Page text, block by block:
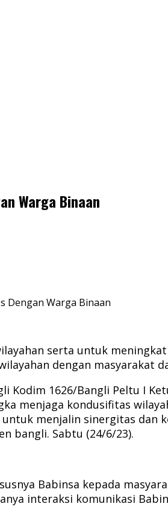
Warga Binaan
Dengan Warga Binaan
serta untuk
dengan masyarakat
1626/Bangli Peltu I
menjaga kondusifitas
menjalin sinergitas dan
bangli. Sabtu (24/6/23).
Babinsa kepada
interaksi komunikasi